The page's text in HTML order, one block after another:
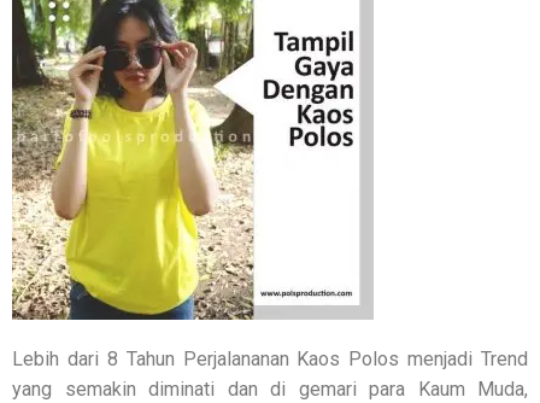
Lebih dari 8 Tahun Perjalananan Kaos Polos menjadi Trend
yang semakin diminati dan di gemari para Kaum Muda,